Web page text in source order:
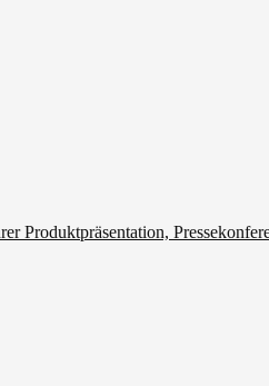
Produktpräsentation,